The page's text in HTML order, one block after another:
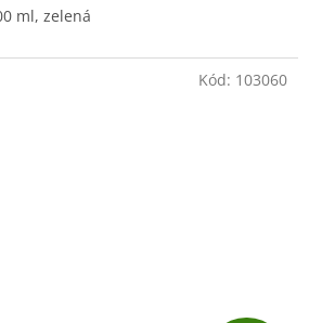
ml, zelená
Kód: 103060